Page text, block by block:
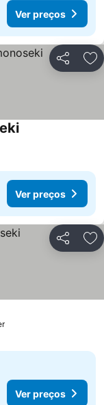
Ver preços
Partilhar
Ver preços
Partilhar
Ver preços